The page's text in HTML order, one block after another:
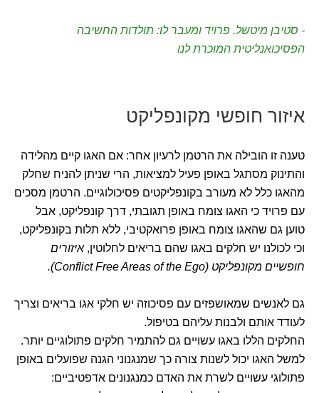
- סטיבן מיטשל. פרויד ומעבר לו: תולדות החשיבה
הפסיכואנליטית המוכרת לנו
איזור חופשי מקונפליקט
טענה זו הובילה את הרטמן לרעיון אחר: אם האגו קיים מהלידה
והתינוק מסתגל באופן פעיל למציאות, הרי שניתן להניח שחלק
מהאגו כלל לא מעורב בקונפליקטים פסיכולוגיים. הרטמן מסכים
עם פרויד כי האגו צומח באופן תגובתי, דרך קונפליקט, אבל
טוען גם שהאגו צומח באופן פרואקטיבי, ללא תלות בקונפליקט,
וכי לכולנו יש חלקים באגו שהם בריאים לחלוטין,איזורים
חופשיים מקונפליקט (Conflict Free Areas of the Ego).
גם לאנשים שמאושפזים עם פסיכוזה יש חלקי אגו בריאים וצריך
לעודד אותם ולבנות עליהם בטיפול.
החלקים הללו באגו עשויים גם להתמיר חלקים פתולוגיים יותר.
למשל האגו יכול לשנות צורה כך שמנגנוני הגנה שפועלים באופן
פתולוגי עשויים לשרת את האדם כמנגנונים אדפטיביים: